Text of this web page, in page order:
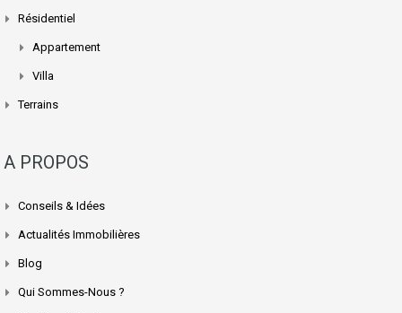
Résidentiel
Appartement
Villa
Terrains
A PROPOS
Conseils & Idées
Actualités Immobilières
Blog
Qui Sommes-Nous ?